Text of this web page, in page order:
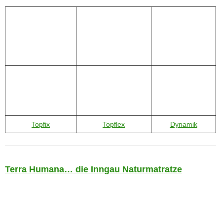
Topfix Topflex Dynamik
Terra Humana… die Inngau Naturmatratze